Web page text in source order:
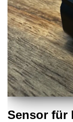
Sensor für